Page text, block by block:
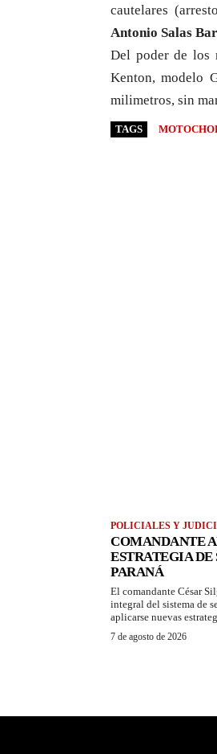
cautelares
Antonio Salas
Del poder de los
Kenton, modelo
milimetros, sin
TAGS
POLICIALES Y
COMANDANTE
ESTRATEGIA DE
PARANÁ
El comandante César
integral del sistema de
aplicarse nuevas
7 de agosto de 2026